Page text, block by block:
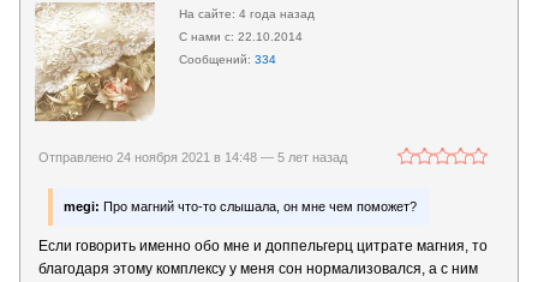
4 года назад
22.10.2014
334
Отправлено 24 ноября 2021 в 14:48 — 5 лет назад
megi: Про магний что-то слышала, он мне чем поможет?
Если говорить именно обо мне и доппельгерц цитрате магния, то
благодаря этому комплексу у меня сон нормализовался, а с ним